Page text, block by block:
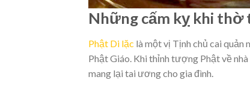
Những cấm kỵ khi thờ
Phật Di lặc là một vị Tịnh chủ cai
Phật Giáo. Khi thỉnh tượng Phật về
mang lại tai ương cho gia đình.